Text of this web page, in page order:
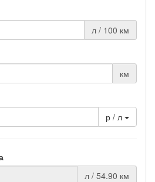
л / 100 км
км
р / л
л / 54.90 км